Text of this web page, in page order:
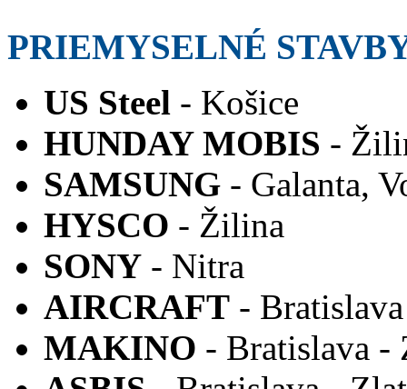
PRIEMYSELNÉ
US Steel - Košice
HUNDAY MOBIS -
SAMSUNG - Galanta,
HYSCO - Žilina
SONY - Nitra
AIRCRAFT -
MAKINO - Bratislava -